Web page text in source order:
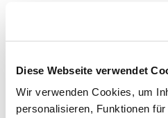
Diese Webseite verwendet
Wir verwenden Cookies, um
personalisieren, Funktionen